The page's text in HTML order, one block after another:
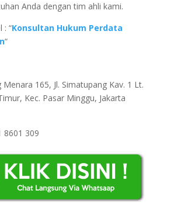
Anda dengan tim ahli kami.
: “Konsultan Hukum Perdata
“
165, Jl. Simatupang Kav. 1 Lt.
Kec. Pasar Minggu, Jakarta
8601 309